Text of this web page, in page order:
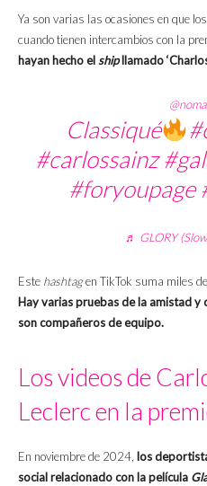
Ya son varias las ocasiones en que
cuando tienen intercambios con la
hayan hecho elshipllamado
Classiqué
#carlossainz
#foryoupage
♬ GLORY
Este hashtagen TikTok suma miles
Hay varias pruebas de la amistad y
son compañeros de equipo.
Los videos de
Leclerc en la
En noviembre de 2024, los
social relacionado con la película